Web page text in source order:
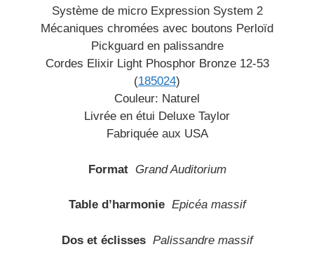
Système de micro Expression System 2
Mécaniques chromées avec boutons Perloïd
Pickguard en palissandre
Cordes Elixir Light Phosphor Bronze 12-53
(185024)
Couleur: Naturel
Livrée en étui Deluxe Taylor
Fabriquée aux USA
Format Grand Auditorium
Table d’harmonie Epicéa massif
Dos et éclisses Palissandre massif